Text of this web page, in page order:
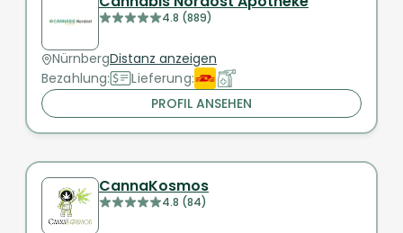
4.8 (889)
NürnbergDistanz anzeigen
Bezahlung:
Lieferung:
PROFIL ANSEHEN
CannaKosmos
4.8 (84)